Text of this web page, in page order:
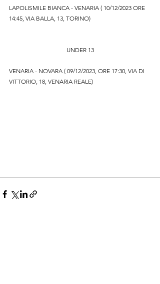
LAPOLISMILE BIANCA - VENARIA ( 10/12/2023 ORE
14:45, VIA BALLA, 13, TORINO)
UNDER 13
VENARIA - NOVARA ( 09/12/2023, ORE 17:30, VIA DI
VITTORIO, 18, VENARIA REALE)